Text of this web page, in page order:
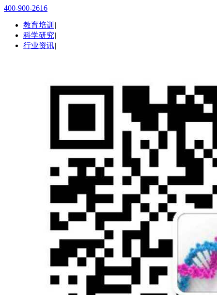
400-900-2616
教育培训 |
科学研究|
行业资讯|